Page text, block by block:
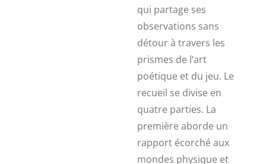
qui partage ses
observations sans
détour à travers les
prismes de l’art
poétique et du jeu. Le
recueil se divise en
quatre parties. La
première aborde un
rapport écorché aux
mondes physique et